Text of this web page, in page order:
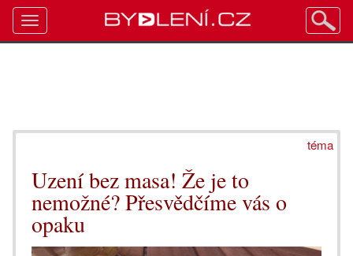
téma
Uzení bez masa! Že je to
nemožné? Přesvědčíme vás o
opaku
Toggle
navigation